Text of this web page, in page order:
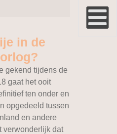
in de
gekend tijdens de
gaat het ooit
ten onder en
opgedeeld tussen
en andere
verwonderlijk dat